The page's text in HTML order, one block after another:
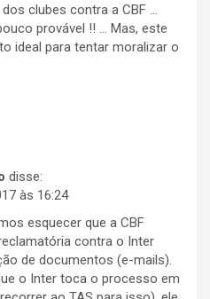
clubes contra a CBF …
provável !! … Mas, este
ideal para tentar moralizar o
disse:
às 16:24
esquecer que a CBF
contra o Inter
de documentos (e-mails).
o Inter toca o processo em